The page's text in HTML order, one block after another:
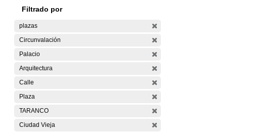
Filtrado por
plazas
Circunvalación
Palacio
Arquitectura
Calle
Plaza
TARANCO
Ciudad Vieja